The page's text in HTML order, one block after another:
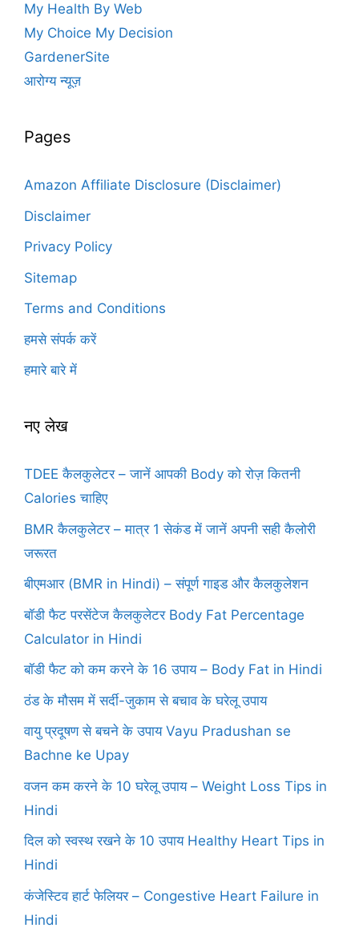
My Health By Web
My Choice My Decision
GardenerSite
आरोग्य न्यूज़
Pages
Amazon Affiliate Disclosure (Disclaimer)
Disclaimer
Privacy Policy
Sitemap
Terms and Conditions
हमसे संपर्क करें
हमारे बारे में
नए लेख
TDEE कैलकुलेटर – जानें आपकी Body को रोज़ कितनी
Calories चाहिए
BMR कैलकुलेटर – मात्र 1 सेकंड में जानें अपनी सही कैलोरी
जरूरत
बीएमआर (BMR in Hindi) – संपूर्ण गाइड और कैलकुलेशन
बॉडी फैट परसेंटेज कैलकुलेटर Body Fat Percentage
Calculator in Hindi
बॉडी फैट को कम करने के 16 उपाय – Body Fat in Hindi
ठंड के मौसम में सर्दी-जुकाम से बचाव के घरेलू उपाय
वायु प्रदूषण से बचने के उपाय Vayu Pradushan se
Bachne ke Upay
वजन कम करने के 10 घरेलू उपाय – Weight Loss Tips in
Hindi
दिल को स्वस्थ रखने के 10 उपाय Healthy Heart Tips in
Hindi
कंजेस्टिव हार्ट फेलियर – Congestive Heart Failure in
Hindi